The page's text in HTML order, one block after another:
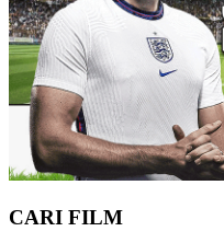
CARI FILM